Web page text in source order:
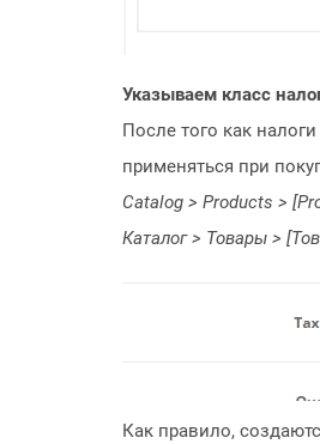
Указываем класс
После того как
применяться при
Catalog > Products >
Каталог > Товары >
Как правило,